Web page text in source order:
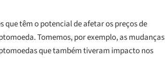
que têm o potencial de afetar os preços de
Tomemos, por exemplo, as mudanças
que também tiveram impacto nos